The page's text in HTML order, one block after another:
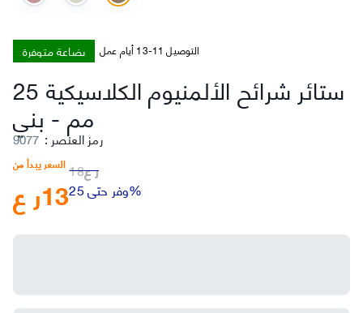
بضاعة متوفرة التوصيل 11-13 أيام عمل
ستائر شرائح الألمنيوم الكلاسيكية 25
مم-
رمز العنصر :
9077
السعر يبدأ من
ر ع13
ر ع18
وفر حتى 25%